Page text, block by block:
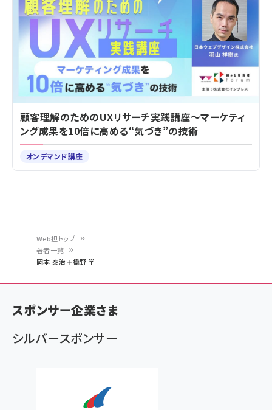
ン
く
ず
Web担トップ
著者一覧
岡本 泰治＋橋野 学
顧客理解のためのUXリサーチ実践講座～マーケティ
ング成果を10倍に高める“気づき”の技術
オンデマンド講座
スポンサー企業さま
シルバースポンサー